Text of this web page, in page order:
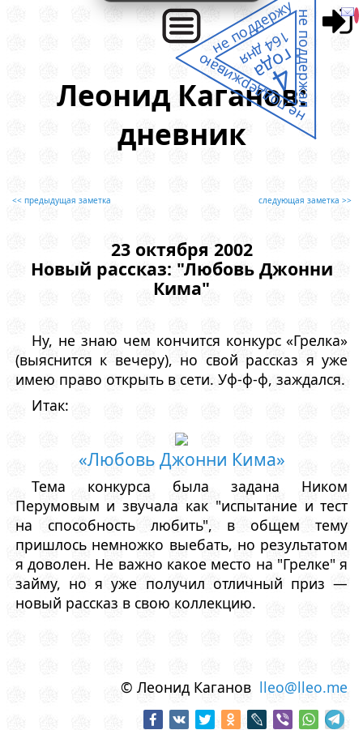
Леонид Каганов:
дневник
<< предыдущая заметка следующая заметка >>
23 октября 2002
Новый рассказ: "Любовь Джонни
Кима"
Ну, не знаю чем кончится конкурс «Грелка»
(выяснится к вечеру), но свой рассказ я уже
имею право открыть в сети. Уф-ф-ф, заждался.
Итак:
«Любовь Джонни Кима»
Тема конкурса была задана Ником
Перумовым и звучала как "испытание и тест
на способность любить", в общем тему
пришлось немножко выебать, но результатом
я доволен. Не важно какое место на "Грелке" я
займу, но я уже получил отличный приз —
новый рассказ в свою коллекцию.
© Леонид Каганов lleo@lleo.me
не поддержал
не поддерживаю
не поддержу
4
года
164 дня